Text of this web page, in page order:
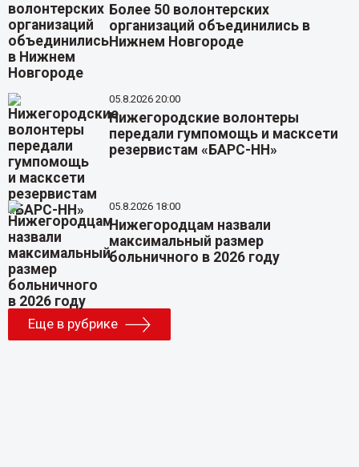
Более 50 волонтерских
организаций объединились в
Нижнем Новгороде
05.8.2026 20:00
Нижегородские волонтеры
передали гумпомощь и масксети
резервистам «БАРС-НН»
05.8.2026 18:00
Нижегородцам назвали
максимальный размер
больничного в 2026 году
Еще в рубрике